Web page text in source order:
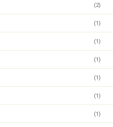
(2)
(1)
(1)
(1)
(1)
(1)
(1)